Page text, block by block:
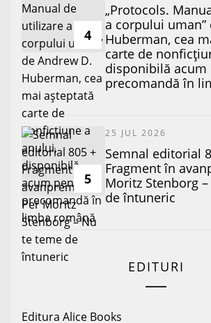
4
„Protocols.
a corpului uman”
Huberman, cea
carte de
disponibilă acum
precomandă în
5
25 JUL 2026
Semnal editorial
Fragment în
Moritz Stenborg
de întuneric
EDITURI
Editura Alice Books